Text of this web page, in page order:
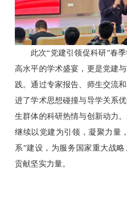
此次“党建引领促科研”春
高水平的学术盛宴，更是党建
践。通过专家报告、师生交流
进了学术思想碰撞与导学关系
生群体的科研热情与创新动力
继续以党建为引领，凝聚力量
系”建设，为服务国家重大战
贡献坚实力量。